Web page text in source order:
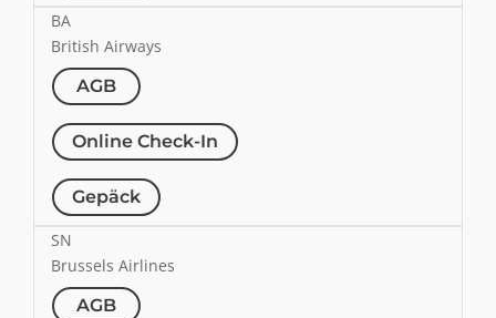
BA
British Airways
AGB
Online Check-In
Gepäck
SN
Brussels Airlines
AGB